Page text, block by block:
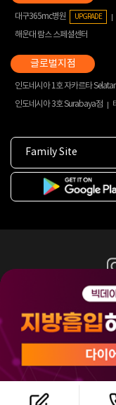
대구365mc병원 UPGRADE
해운대 람스 스페셜센터
인도네시아 1호 자카르타
인도네시아 3호 Surabaya점
Family Site
365mc 병
(주)365mcㅣ서울특별